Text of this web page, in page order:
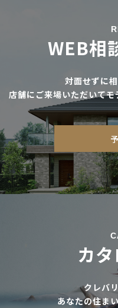
WEB相
対面せずに
店舗にご来場いただいてモ
カ
クレバ
あなたの住ま